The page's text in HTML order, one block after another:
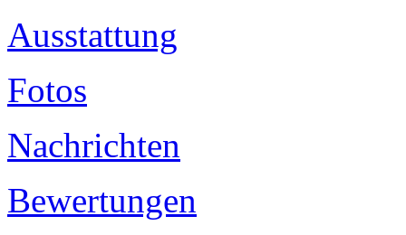
Ausstattung
Fotos
Nachrichten
Bewertungen